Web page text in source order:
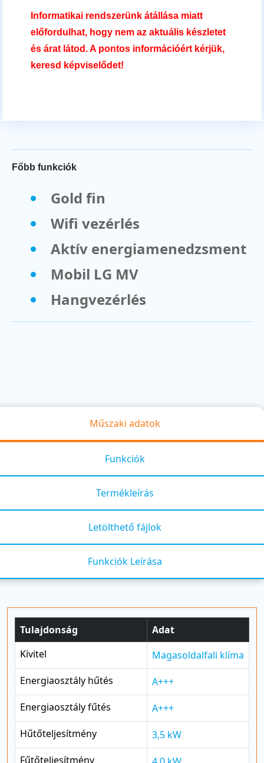
Informatikai rendszerünk átállása miatt
előfordulhat, hogy nem az aktuális készletet
és árat látod. A pontos információért kérjük,
keresd képviselődet!
Főbb funkciók
Gold fin
Wifi vezérlés
Aktív energiamenedzsment
Mobil LG MV
Hangvezérlés
Műszaki adatok
Funkciók
Termékleírás
Letölthető fájlok
Funkciók Leírása
Tulajdonság
Adat
Kivitel
Magasoldalfali klíma
Energiaosztály hűtés
A+++
Energiaosztály fűtés
A+++
Hűtőteljesítmény
3,5 kW
Fűtőteljesítmény